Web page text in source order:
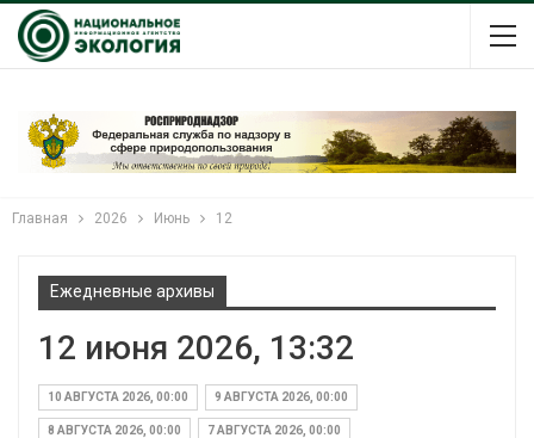
Главная 2026 Июнь 12
Ежедневные архивы
12 июня 2026, 13:32
10 АВГУСТА 2026, 00:00 9 АВГУСТА 2026, 00:00
8 АВГУСТА 2026, 00:00 7 АВГУСТА 2026, 00:00